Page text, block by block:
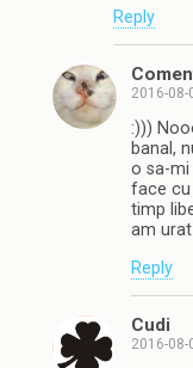
Reply
2016-08-
:)))
banal,
o sa-
face cu
timp
am
Reply
Cudi
2016-08-